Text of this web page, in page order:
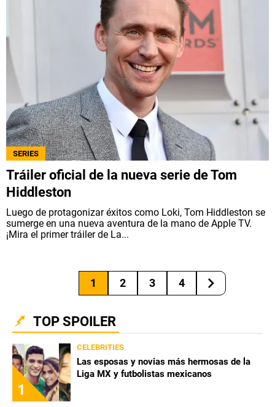
SERIES
Tráiler oficial de la nueva serie de Tom
Hiddleston
Luego de protagonizar éxitos como Loki, Tom Hiddleston se
sumerge en una nueva aventura de la mano de Apple TV.
¡Mira el primer tráiler de La...
1 2 3 4
TOP SPOILER
1
CELEBRITIES
Las esposas y novias más hermosas de la
Liga MX y futbolistas mexicanos